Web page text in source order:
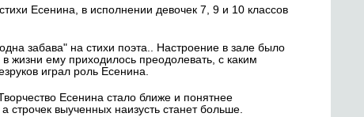
Есенина, в исполнении девочек 7, 9 и 10 классов
забава" на стихи поэта.. Настроение в зале было
жизни ему приходилось преодолевать, с каким
играл роль Есенина.
Есенина стало ближе и понятнее
строчек выученных наизусть станет больше.